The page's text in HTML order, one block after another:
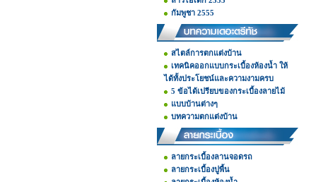
กัมพูชา 2555
สไตล์การตกแต่งบ้าน
เทคนิคออกแบบกระเบื้องห้องน้ำ ให้
ได้ทั้งประโยชน์และความงามครบ
5 ข้อได้เปรียบของกระเบื้องลายไม้
แบบบ้านต่างๆ
บทความตกแต่งบ้าน
ลายกระเบื้องลานจอดรถ
ลายกระเบื้องปูพื้น